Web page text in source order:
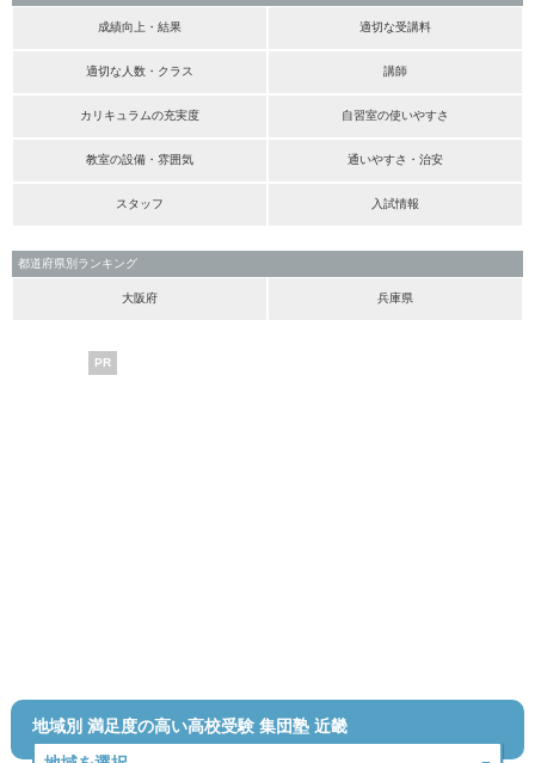
成績向上・結果 適切な受講料
適切な人数・クラス 講師
カリキュラムの充実度 自習室の使いやすさ
教室の設備・雰囲気 通いやすさ・治安
スタッフ 入試情報
都道府県別ランキング
大阪府 兵庫県
PR
地域別 満足度の高い高校受験 集団塾 近畿